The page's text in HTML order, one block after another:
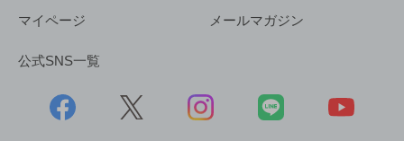
マイページ メールマガジン
公式SNS一覧